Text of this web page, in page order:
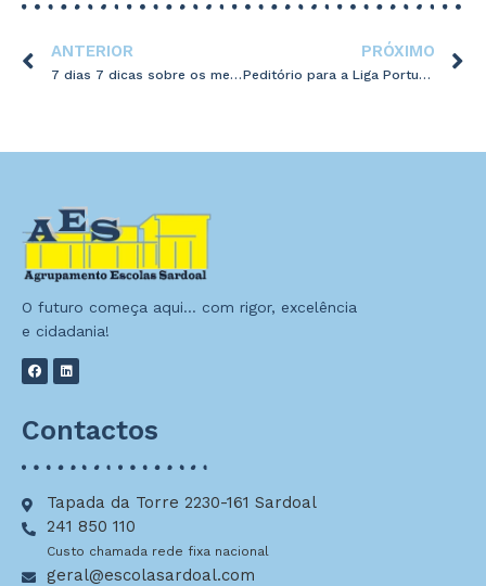
ANTERIOR
7 dias 7 dicas sobre os media
PRÓXIMO
Peditório para a Liga Portuguesa Contra o Cancro
O futuro começa aqui… com rigor, excelência
e cidadania!
Contactos
Tapada da Torre 2230-161 Sardoal
241 850 110
Custo chamada rede fixa nacional
geral@escolasardoal.com